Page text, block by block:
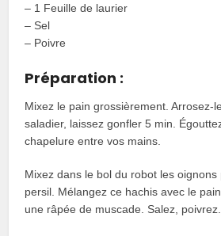
– 1 Feuille de laurier
– Sel
– Poivre
Préparation :
Mixez le pain grossièrement. Arrosez-
saladier, laissez gonfler 5 min.
chapelure entre vos mains.
Mixez dans le bol du robot les
persil. Mélangez ce hachis avec le
une râpée de muscade. Salez, poivrez.